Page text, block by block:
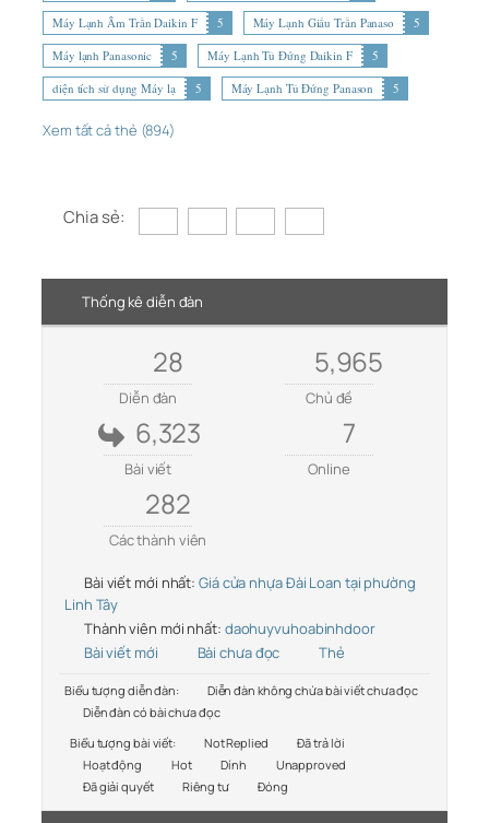
Máy Lạnh Âm Trần Daikin F
5 Máy Lạnh Giấu Trần Panaso
5
Máy lạnh Panasonic
5 Máy Lạnh Tủ Đứng Daikin F
5
diện tích sử dụng Máy lạ
5 Máy Lạnh Tủ Đứng Panason 5
Xem tất cả thẻ (894)
Chia sẻ:
Thống kê diễn đàn
28
Diễn đàn
5,965
Chủ đề
6,323
Bài viết
7
Online
282
Các thành viên
Bài viết mới nhất: Giá cửa nhựa Đài Loan tại phường
Linh Tây
Thành viên mới nhất: daohuyvuhoabinhdoor
Bài viết mới
Bài chưa đọc Thẻ
Biểu tượng diễn đàn:
Diễn đàn không chứa bài viết chưa đọc
Diễn đàn có bài chưa đọc
Biểu tượng bài viết:
Not Replied
Đã trả lời
Hoạt động
Hot Dính
Unapproved
Đã giải quyết
Riêng tư Đóng